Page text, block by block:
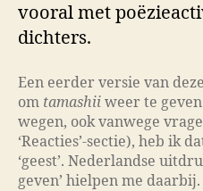
vooral met
dichters.
Een eerder versie van
om tamashii weer te
wegen, ook vanwege
‘Reacties’-sectie), heb ik
‘geest’. Nederlandse
geven’ hielpen me daarbij.